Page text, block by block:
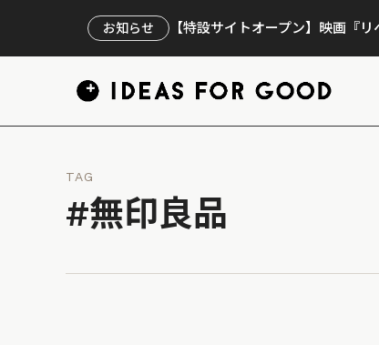
お知らせ 【特設サイトオープン】映画『
TAG
#無印良品